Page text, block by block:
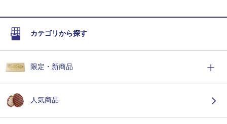
カテゴリから探す
限定・新商品
人気商品